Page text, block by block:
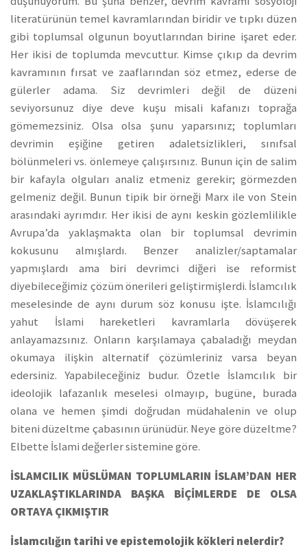
literatürünün temel kavramlarından biridir ve tıpkı düzen
gibi toplumsal olgunun boyutlarından birine işaret eder.
Her ikisi de toplumda mevcuttur. Kimse çıkıp da devrim
kavramının fırsat ve zaaflarından söz etmez, ederse de
gülerler adama. Siz devrimleri değil de düzeni
seviyorsunuz diye deve kuşu misali kafanızı toprağa
gömemezsiniz. Olsa olsa şunu yaparsınız; toplumları
devrimin eşiğine getiren adaletsizlikleri, sınıfsal
bölünmeleri vs. önlemeye çalışırsınız. Bunun için de salim
bir kafayla olguları analiz etmeniz gerekir; görmezden
gelmeniz değil. Bunun tipik bir örneği Marx ile von Stein
arasındaki ayrımdır. Her ikisi de aynı keskin gözlemlilikle
Avrupa’da yaklaşmakta olan bir toplumsal devrimin
kokusunu almışlardı. Benzer analizler/saptamalar
yapmışlardı ama biri devrimci diğeri ise reformist
diyebileceğimiz çözüm önerileri geliştirmişlerdi. İslamcılık
meselesinde de aynı durum söz konusu işte. İslamcılığı
yahut İslami hareketleri kavramlarla dövüşerek
anlayamazsınız. Onların karşılamaya çabaladığı meydan
okumaya ilişkin alternatif çözümleriniz varsa beyan
edersiniz. Yapabileceğiniz budur. Özetle İslamcılık bir
ideolojik lafazanlık meselesi olmayıp, bugüne, burada
olana ve hemen şimdi doğrudan müdahalenin ve olup
biteni düzeltme çabasının ürünüdür. Neye göre düzeltme?
Elbette İslami değerler sistemine göre.
İSLAMCILIK MÜSLÜMAN TOPLUMLARIN İSLAM’DAN HER
UZAKLAŞTIKLARINDA BAŞKA BİÇİMLERDE DE OLSA
ORTAYA ÇIKMIŞTIR
İslamcılığın tarihi ve epistemolojik kökleri nelerdir?